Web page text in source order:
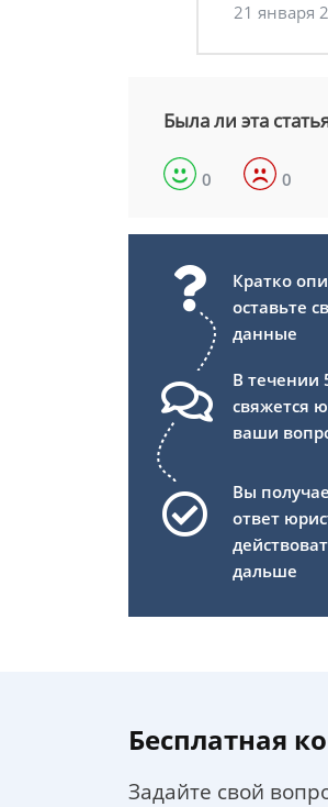
21 января
Была ли эта
0 0
Кратко
оставьте
данные
В течении
свяжется
ваши
Вы
ответ
дальше
Бесплатная
Задайте свой